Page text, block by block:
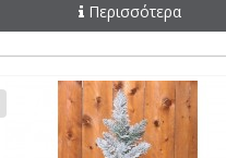
Περισσότερα